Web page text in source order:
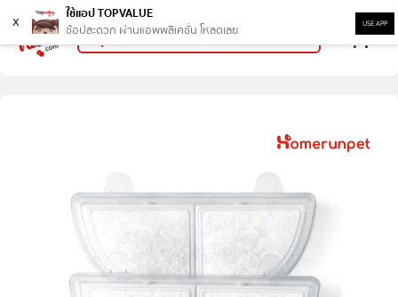
x
ใช้แอป TOPVALUE
ช้อปสะดวก ผ่านแอพพลิเคชั่น โหลดเลย
USE APP